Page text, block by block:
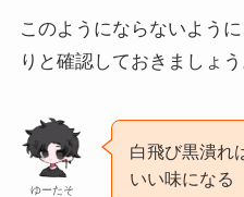
このようにならないよう
りと確認しておきましょう
ゆーたそ
白飛び黒潰れ
いい味になる